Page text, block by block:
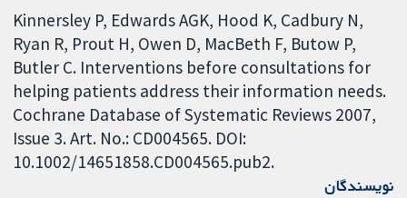
Kinnersley P, Edwards AGK, Hood K, Cadbury N,
Ryan R, Prout H, Owen D, MacBeth F, Butow P,
Butler C. Interventions before consultations for
helping patients address their information needs.
Cochrane Database of Systematic Reviews 2007,
Issue 3. Art. No.: CD004565. DOI:
10.1002/14651858.CD004565.pub2.
نویسندگان